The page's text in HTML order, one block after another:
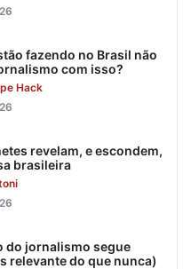
fazendo no Brasil não
com isso?
Hack
revelam, e escondem,
brasileira
do jornalismo segue
relevante do que nunca)